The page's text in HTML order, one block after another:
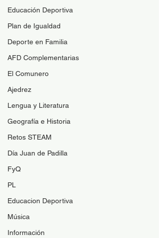
Educación Deportiva
Plan de Igualdad
Deporte en Familia
AFD Complementarias
El Comunero
Ajedrez
Lengua y Literatura
Geografía e Historia
Retos STEAM
Día Juan de Padilla
FyQ
PL
Educacion Deportiva
Música
Información